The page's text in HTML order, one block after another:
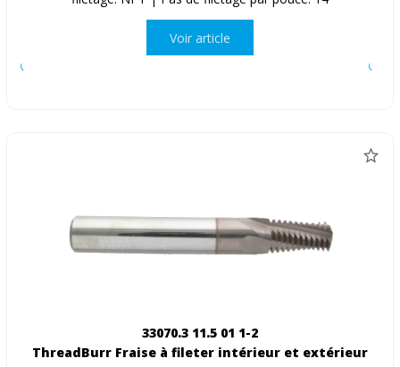
Voir article
33070.3 11.5 01 1-2
ThreadBurr Fraise à fileter intérieur et extérieur